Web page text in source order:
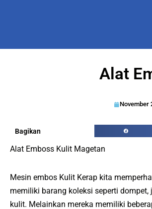
Alat
November
Bagikan
Alat Emboss Kulit Magetan
Mesin embos Kulit Kerap kita
memiliki barang koleksi seperti
kulit. Melainkan mereka memiliki